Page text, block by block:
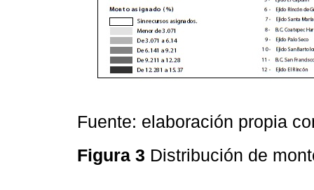
Fuente: elaboración propia
Figura 3 Distribución de